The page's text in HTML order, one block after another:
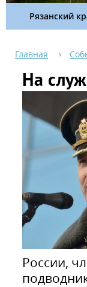
Рязанский
Главная
На
России,